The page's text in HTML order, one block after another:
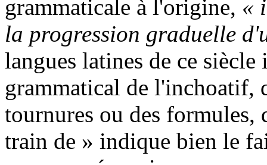
grammaticale à l'origine, «
la progression graduelle
langues latines de ce
grammatical de l'inchoatif,
tournures ou des formules,
train de » indique bien le